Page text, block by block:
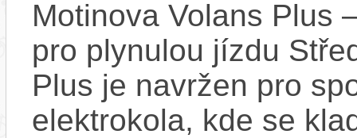
Motinova Volans Plus
pro plynulou jízdu
Plus je navržen pro
elektrokola, kde se